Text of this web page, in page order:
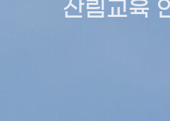
산림교육